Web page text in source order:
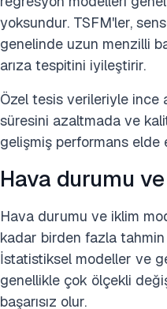
yoksundur. TSFM'ler,
genelinde uzun menzilli
arıza tespitini iyileştirir.
Özel tesis verileriyle ince
süresini azaltmada ve
gelişmiş performans elde
Hava durumu
Hava durumu ve iklim
kadar birden fazla
İstatistiksel modeller ve
genellikle çok ölçekli
başarısız olur.